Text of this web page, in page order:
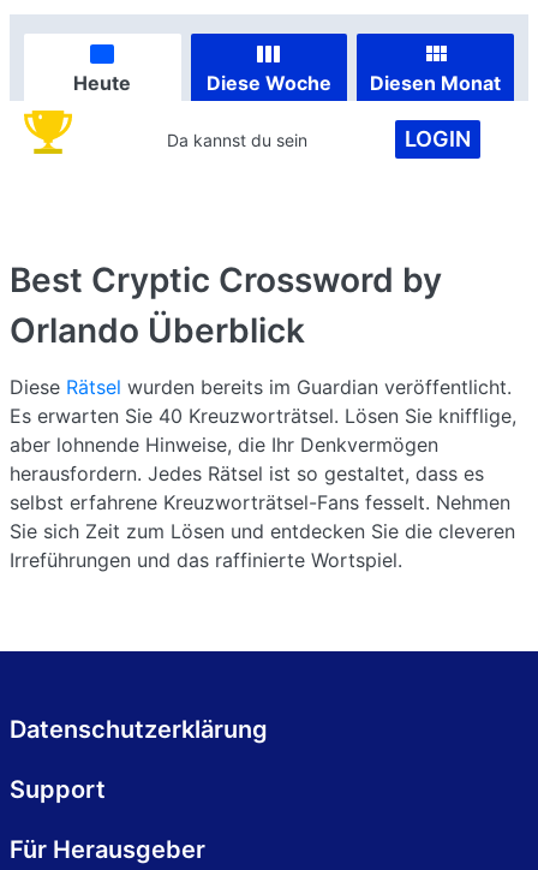
Heute Diese Woche Diesen Monat
Da kannst du sein LOGIN
Best Cryptic Crossword by
Orlando Überblick
Diese Rätsel wurden bereits im Guardian veröffentlicht.
Es erwarten Sie 40 Kreuzworträtsel. Lösen Sie knifflige,
aber lohnende Hinweise, die Ihr Denkvermögen
herausfordern. Jedes Rätsel ist so gestaltet, dass es
selbst erfahrene Kreuzworträtsel-Fans fesselt. Nehmen
Sie sich Zeit zum Lösen und entdecken Sie die cleveren
Irreführungen und das raffinierte Wortspiel.
Datenschutzerklärung
Support
Für Herausgeber